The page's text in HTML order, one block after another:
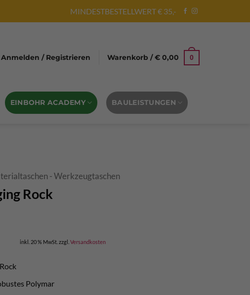
MINDESTBESTELLWERT € 35,-
Anmelden / Registrieren Warenkorb /€ 0,00 0
EINBOHR ACADEMY BAULEISTUNGEN
- Werkzeugtaschen
Rock
inkl. 20 % MwSt. zzgl. Versandkosten
Polymar